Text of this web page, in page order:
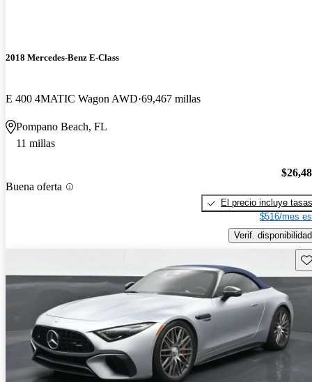
2018 Mercedes-Benz E-Class
E 400 4MATIC Wagon AWD 69,467 millas
Pompano Beach, FL
11 millas
Buena oferta
El precio incluye tasas
$516/mes
Verif. disponibilidad